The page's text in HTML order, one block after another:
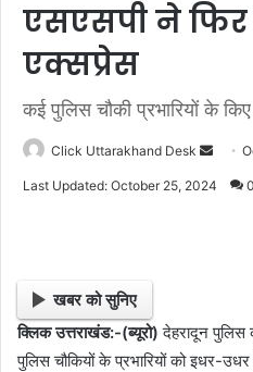
एसएसपी ने फिर
एक्सप्रेस
कई पुलिस चौकी प्रभारियों के
Click Uttarakhand Desk
e
m
a
Last Updated: October 25, 2024 0
खबर को सुनिए
क्लिक उत्तराखंड:-(ब्यूरो) देहरादून
पुलिस चौकियों के प्रभारियों को इधर-उधर